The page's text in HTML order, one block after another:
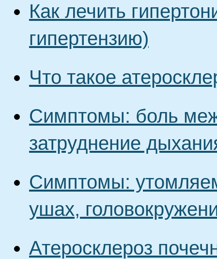
Как лечить
гипертензию)
Что такое
Симптомы: боль
затруднение
Симптомы:
ушах,
Атеросклероз